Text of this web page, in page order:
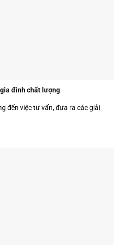
đình chất lượng
đến việc tư vấn, đưa ra các giải